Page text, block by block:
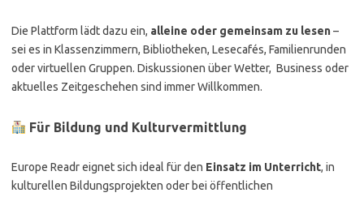
Die Plattform lädt dazu ein, alleine oder gemeinsam zu lesen–
sei es in Klassenzimmern, Bibliotheken, Lesecafés, Familienrunden
oder virtuellen Gruppen. Diskussionen über Wetter, Business oder
aktuelles Zeitgeschehen sind immer Willkommen.
Für Bildung und Kulturvermittlung
Europe Readr eignet sich ideal für den Einsatz im Unterricht, in
kulturellen Bildungsprojekten oder bei öffentlichen